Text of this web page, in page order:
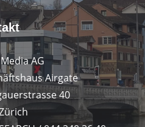
AG
Airgate
40